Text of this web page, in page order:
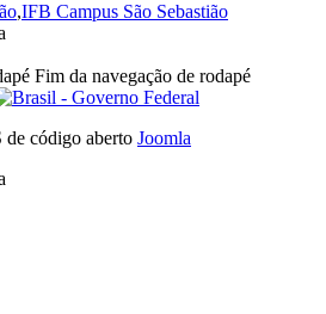
,IFB Campus São Sebastião
Fim da navegação de rodapé
código aberto Joomla